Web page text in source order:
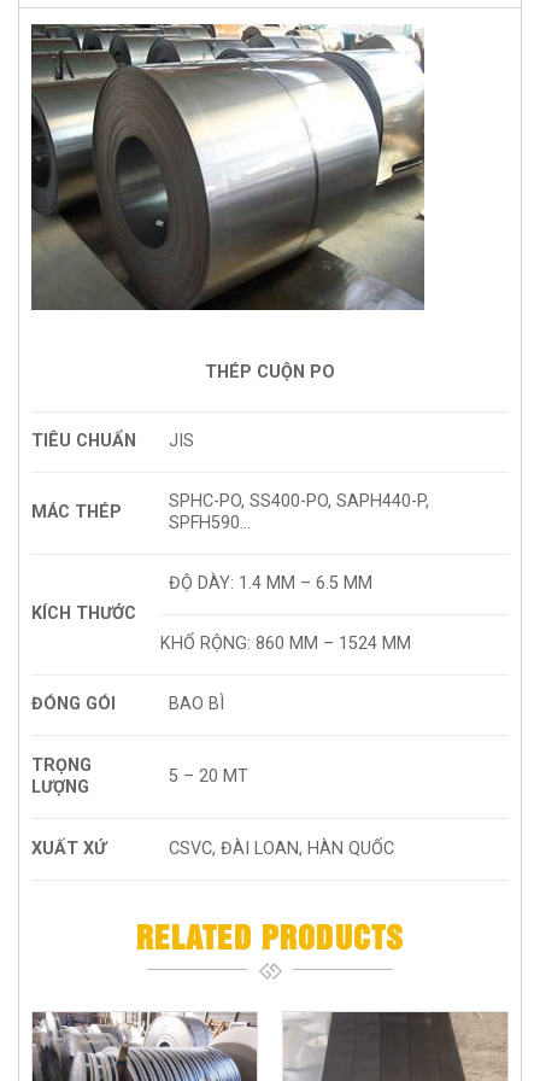
THÉP CUỘN PO
TIÊU CHUẨN JIS
MÁC THÉP
SPHC-PO, SS400-PO, SAPH440-P,
SPFH590…
KÍCH THƯỚC
ĐỘ DÀY: 1.4 MM – 6.5 MM
KHỔ RỘNG: 860 MM – 1524 MM
ĐÓNG GÓI BAO BÌ
TRỌNG
LƯỢNG
5 – 20 MT
XUẤT XỨ CSVC, ĐÀI LOAN, HÀN QUỐC
RELATED PRODUCTS